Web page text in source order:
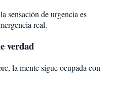
sensación de urgencia es
real.
verdad
la mente sigue ocupada con